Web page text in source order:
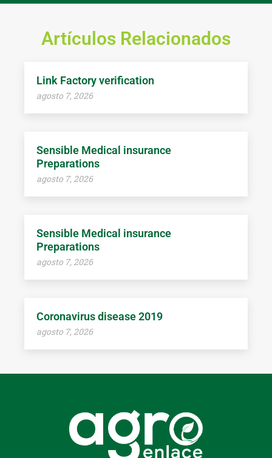
Artículos Relacionados
Link Factory verification
agosto 7, 2026
Sensible Medical insurance
Preparations
agosto 7, 2026
Sensible Medical insurance
Preparations
agosto 7, 2026
Coronavirus disease 2019
agosto 7, 2026